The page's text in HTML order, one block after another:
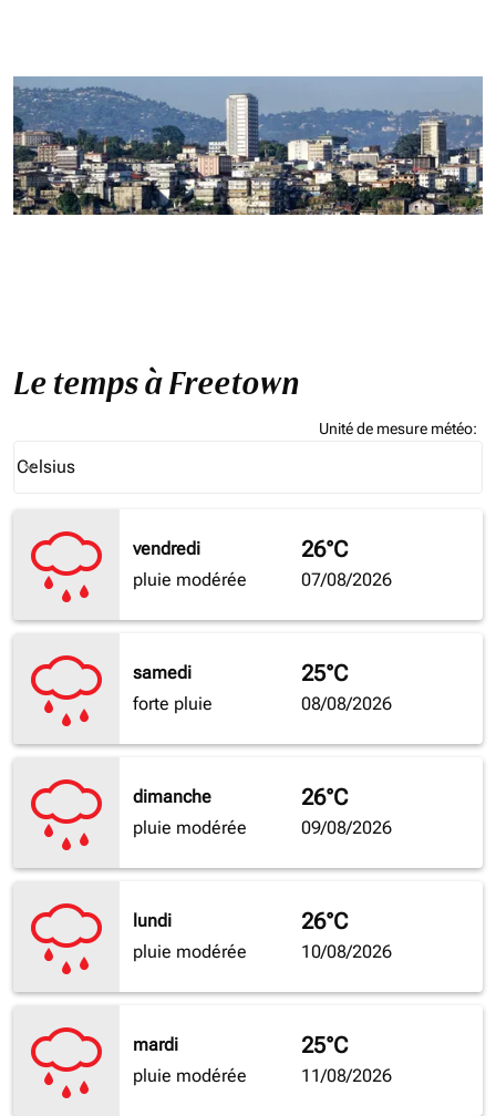
Le temps à Freetown
Unité de mesure météo:
Celsius
keyboard_arrow_down
vendredi
pluie modérée
26°C
07/08/2026
samedi
forte pluie
25°C
08/08/2026
dimanche
pluie modérée
26°C
09/08/2026
lundi
pluie modérée
26°C
10/08/2026
mardi
pluie modérée
25°C
11/08/2026